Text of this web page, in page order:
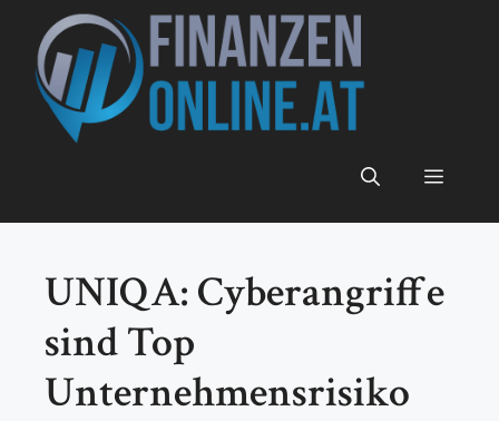
Inhalt
springen
Menü
UNIQA: Cyberangriffe
sind Top
Unternehmensrisiko